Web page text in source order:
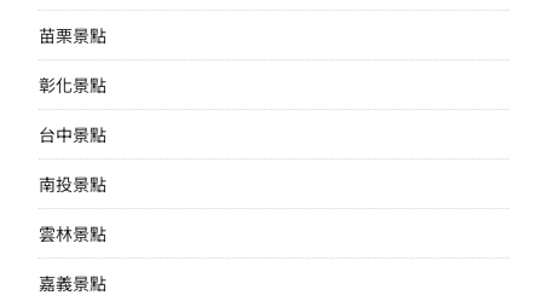
苗栗景點
彰化景點
台中景點
南投景點
雲林景點
嘉義景點